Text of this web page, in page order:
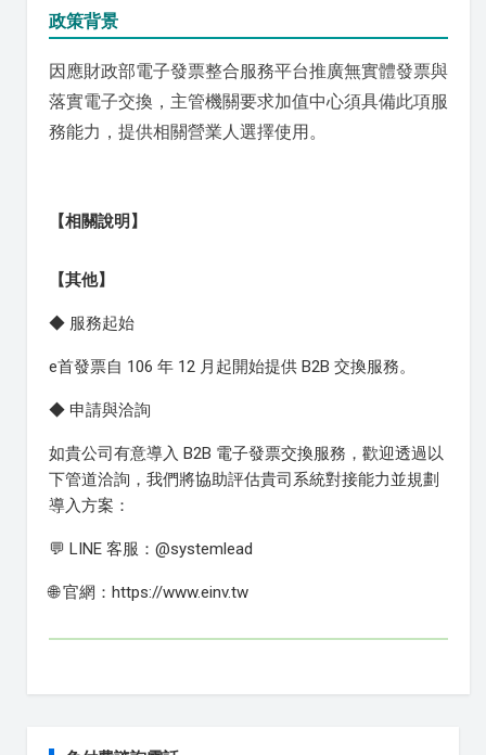
政策背景
因應財政部電子發票整合服務平台推廣無實體發票與
落實電子交換，主管機關要求加值中心須具備此項服
務能力，提供相關營業人選擇使用。
【相關說明】
【其他】
◆ 服務起始
e首發票自 106 年 12 月起開始提供 B2B 交換服務。
◆ 申請與洽詢
如貴公司有意導入 B2B 電子發票交換服務，歡迎透過以
下管道洽詢，我們將協助評估貴司系統對接能力並規劃
導入方案：
💬 LINE 客服：@systemlead
🌐 官網：https://www.einv.tw